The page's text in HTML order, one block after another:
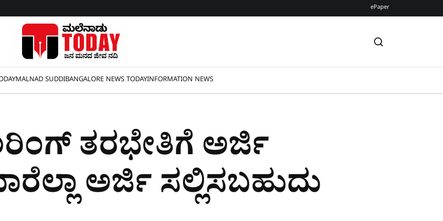
ePaper
MALNAD SUDDIBANGALORE NEWS TODAYINFORMATION NEWS
ತರಭೇತಿಗೆ ಅರ್ಜಿ
ಅರ್ಜಿ ಸಲ್ಲಿಸಬಹುದು